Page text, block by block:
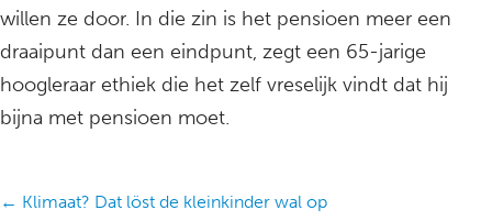
willen ze door. In die zin is het pensioen meer een
draaipunt dan een eindpunt, zegt een 65-jarige
hoogleraar ethiek die het zelf vreselijk vindt dat hij
bijna met pensioen moet.
Posts
← Klimaat? Dat löst de kleinkinder wal op